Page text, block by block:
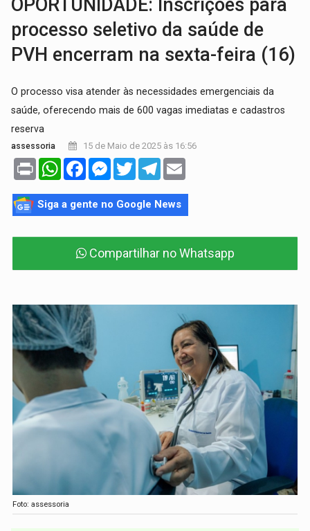
OPORTUNIDADE: Inscrições para
processo seletivo da saúde de
PVH encerram na sexta-feira (16)
O processo visa atender às necessidades emergenciais da
saúde, oferecendo mais de 600 vagas imediatas e cadastros
reserva
assessoria 15 de Maio de 2025 às 16:56
Print WhatsAppFacebookMessenger
TwitterTelegram
Siga a gente no Google News
Compartilhar no Whatsapp
Foto: assessoria